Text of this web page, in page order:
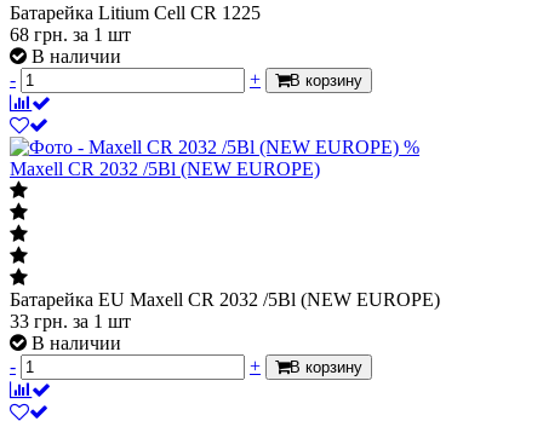
Батарейка Litium Cell CR 1225
68 грн. за 1 шт
В наличии
-
+ В корзину
%
Maxell CR 2032 /5Bl (NEW EUROPE)
Батарейка EU Maxell CR 2032 /5Bl (NEW EUROPE)
33 грн. за 1 шт
В наличии
-
+ В корзину